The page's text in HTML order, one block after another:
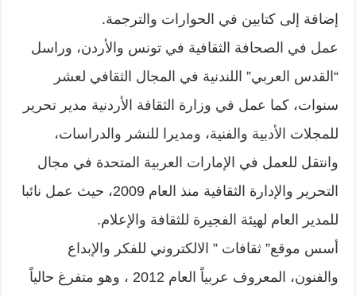
إضافة إلى كتابين في الحوارات والترجمة.
عمل في الصحافة الثقافية في تونس والأردن، وراسل
“القدس العربي” اللندنية في المجال الثقافي لعشر
سنوات، كما عمل في وزارة الثقافة الأردنية مدير تحرير
للمجلات الأدبية والفنية، ومديرا للنشر والدراسات،
وانتقل للعمل في الإمارات العربية المتحدة في مجال
التحرير والإدارة الثقافية منذ العام 2009، حيث عمل نائبا
للمدير العام لهيئة الفجيرة للثقافة والإعلام.
أسس موقع” ثقافات ” الالكتروني للفكر والإبداع
والفنون، المعروف عربياً العام 2012 ، وهو متفرغ حالياً